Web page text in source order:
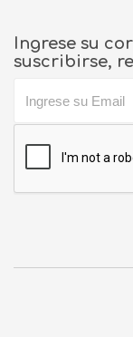
Ingrese su
suscribirse,